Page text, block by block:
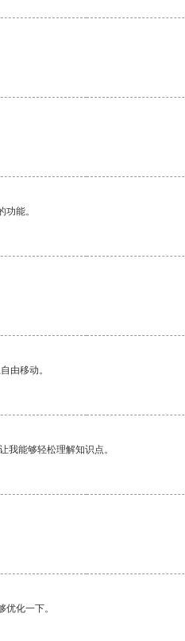
能。
由移动。
我能够轻松理解知识点。
化一下。